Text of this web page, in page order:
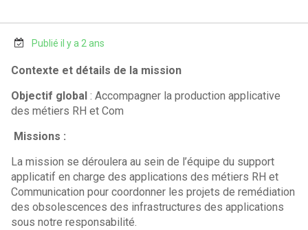
Publié il y a 2 ans
Contexte et détails de la mission
Objectif global : Accompagner la production applicative
des métiers RH et Com
Missions :
La mission se déroulera au sein de l’équipe du support
applicatif en charge des applications des métiers RH et
Communication pour coordonner les projets de remédiation
des obsolescences des infrastructures des applications
sous notre responsabilité.